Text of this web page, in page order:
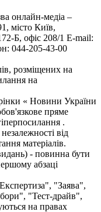
онлайн-медіа –
місто Київ,
Б, офіс 208/1 E-mail:
044-205-43-00
розміщених на
на
« Новини України
пряме
.
від
матеріалів.
- повинна бути
абзаці
"Заява",
"Тест-драйв",
на правах